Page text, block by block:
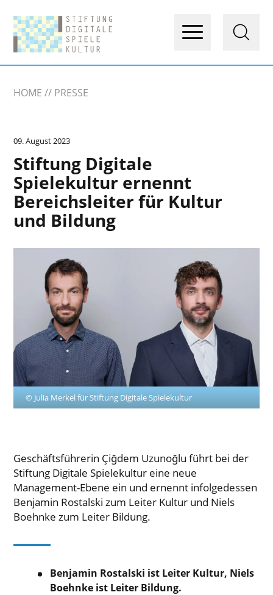
HOME PRESSE
09. August 2023
Stiftung Digitale
Spielekultur ernennt
Bereichsleiter für Kultur
und Bildung
© Julia Merkel für Stiftung Digitale Spielekultur
Geschäftsführerin Çiğdem Uzunoğlu führt bei der
Stiftung Digitale Spielekultur eine neue
Management-Ebene ein und ernennt infolgedessen
Benjamin Rostalski zum Leiter Kultur und Niels
Boehnke zum Leiter Bildung.
Benjamin Rostalski ist Leiter Kultur, Niels
Boehnke ist Leiter Bildung.